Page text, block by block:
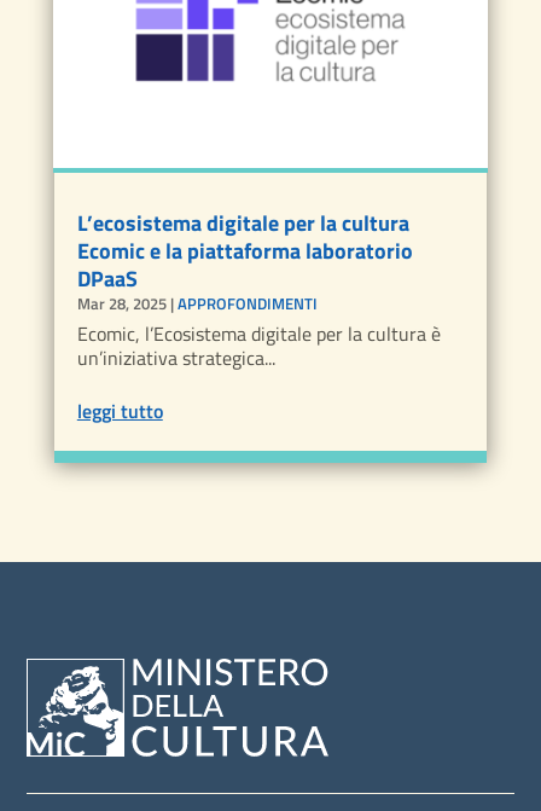
L’ecosistema digitale per la cultura
Ecomic e la piattaforma laboratorio
DPaaS
Mar 28, 2025|APPROFONDIMENTI
Ecomic, l’Ecosistema digitale per la cultura è
un’iniziativa strategica...
leggi tutto